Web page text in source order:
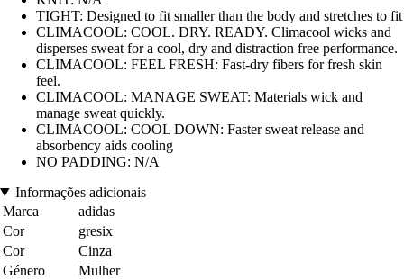
TIGHT: Designed to fit smaller than the body and stretches to fit
CLIMACOOL: COOL. DRY. READY. Climacool wicks and
disperses sweat for a cool, dry and distraction free performance.
CLIMACOOL: FEEL FRESH: Fast-dry fibers for fresh skin
feel.
CLIMACOOL: MANAGE SWEAT: Materials wick and
manage sweat quickly.
CLIMACOOL: COOL DOWN: Faster sweat release and
absorbency aids cooling
NO PADDING: N/A
Informações adicionais
Marca
adidas
Cor
gresix
Cor
Cinza
Género
Mulher